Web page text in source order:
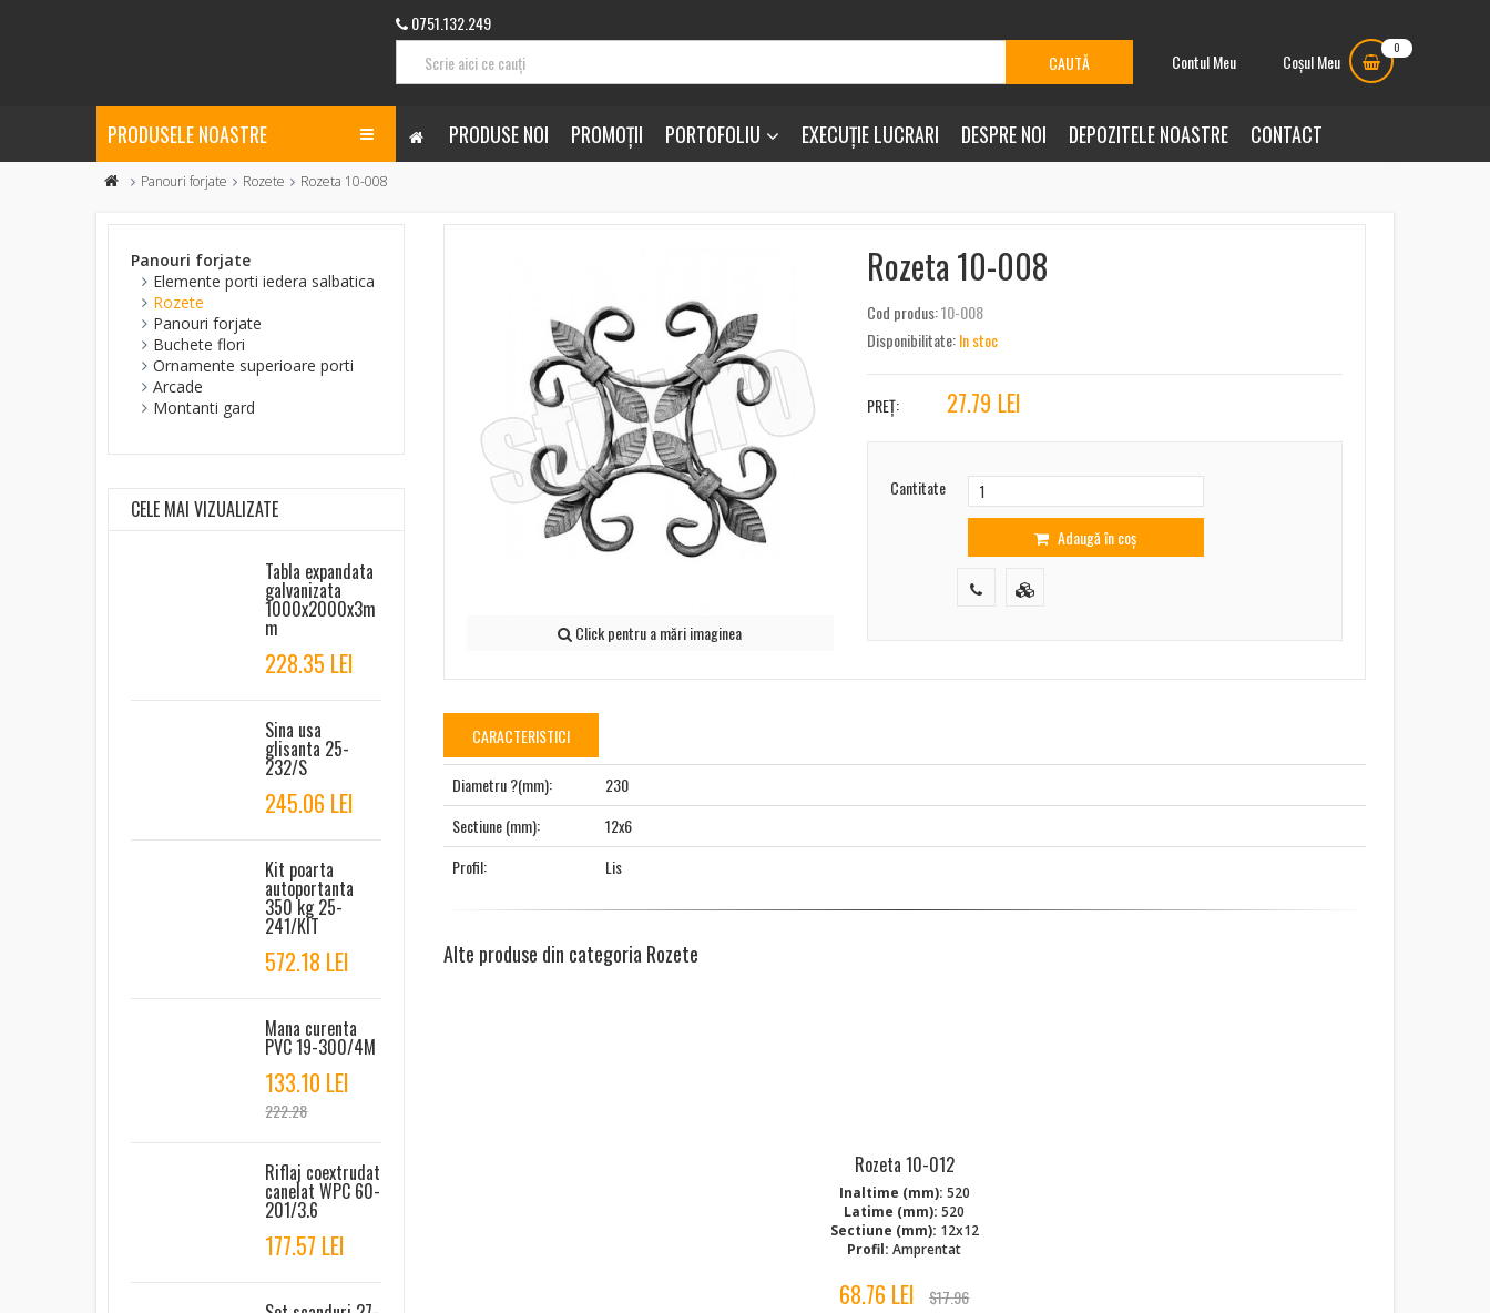
0751.132.249
Contul Meu
Coșul Meu
0
PRODUSELE NOASTRE PRODUSE NOI PROMOȚII PORTOFOLIU EXECUȚIE LUCRARI DESPRE NOI DEPOZITELE NOASTRE CONTACT
Panouri forjate Rozete Rozeta 10-008
Click pentru a mări imaginea
Rozeta 10-008
Cod produs:10-008
Disponibilitate:In stoc
PREȚ: 27.79 LEI
Cantitate
Adaugă în coș
CARACTERISTICI
Diametru ?(mm):
230
Sectiune (mm):
12x6
Profil:
Lis
Alte produse din categoria Rozete
Rozeta 10-012
Inaltime (mm): 520
Latime (mm): 520
Sectiune (mm): 12x12
Profil: Amprentat
68.76 LEI
$17.96
Panouri forjate
Elemente porti iedera salbatica
Rozete
Panouri forjate
Buchete flori
Ornamente superioare porti
Arcade
Montanti gard
CELE MAI VIZUALIZATE
Tabla expandata
galvanizata
1000x2000x3m
m
228.35 LEI
Sina usa
glisanta 25-
232/S
245.06 LEI
Kit poarta
autoportanta
350 kg 25-
241/KIT
572.18 LEI
Mana curenta
PVC 19-300/4M
133.10 LEI
222.28
Riflaj coextrudat
canelat WPC 60-
201/3.6
177.57 LEI